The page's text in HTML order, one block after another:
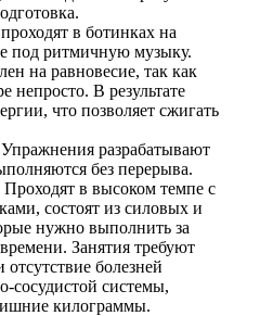
в ботинках на
под ритмичную музыку.
на равновесие, так как
непросто. В результате
что позволяет сжигать
разрабатывают
без перерыва.
в высоком темпе с
состоят из силовых и
нужно выполнить за
Занятия требуют
отсутствие болезней
сосудистой системы,
килограммы.